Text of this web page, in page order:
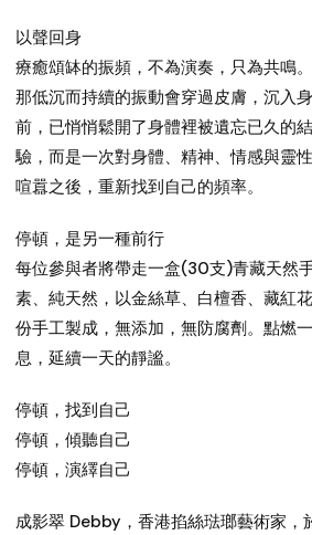
以聲回身
療癒頌缽的振頻，不為演奏，只為共鳴
那低沉而持續的振動會穿過皮膚，沉入
前，已悄悄鬆開了身體裡被遺忘已久的
驗，而是一次對身體、精神、情感與靈
喧囂之後，重新找到自己的頻率。
停頓，是另一種前行
每位參與者將帶走一盒(30支)青藏天然
素、純天然，以金絲草、白檀香、藏紅
份手工製成，無添加，無防腐劑。點燃
息，延續一天的靜謐。
停頓，找到自己
停頓，傾聽自己
停頓，演繹自己
成影翠 Debby，香港掐絲琺瑯藝術家，